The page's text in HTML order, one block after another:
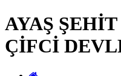
AYAŞ
ÇİFCİ